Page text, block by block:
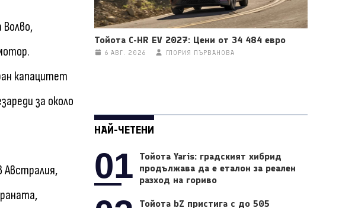
капацитет
за около
Австралия,
Тойота C-HR EV 2027: Цени от 34 484 евро
6 АВГ. 2026 ГЛОРИЯ ПЪРВАНОВА
НАЙ-ЧЕТЕНИ
01
Тойота Yaris: градският хибрид
продължава да е еталон за реален
разход на гориво
Тойота bZ пристига с до 505